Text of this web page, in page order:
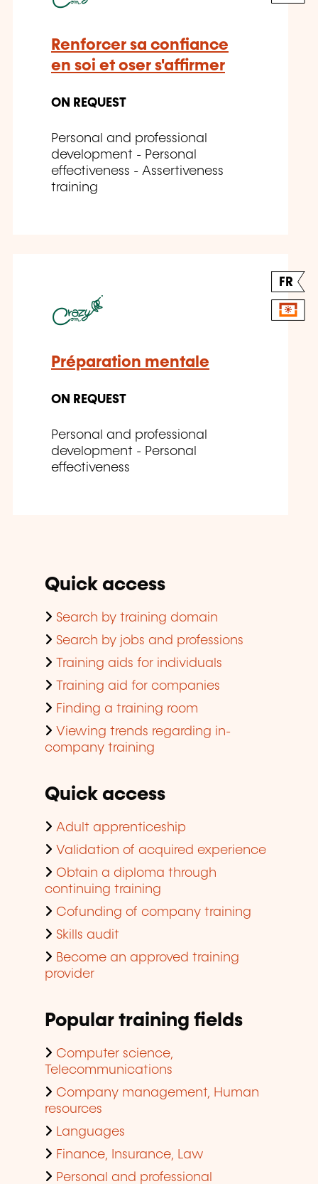
Renforcer sa confiance
en soi et oser s'affirmer
ON REQUEST
Personal and professional
development - Personal
effectiveness - Assertiveness
training
FR
Préparation mentale
ON REQUEST
Personal and professional
development - Personal
effectiveness
Quick access
Search by training domain
Search by jobs and professions
Training aids for individuals
Training aid for companies
Finding a training room
Viewing trends regarding in-
company training
Quick access
Adult apprenticeship
Validation of acquired experience
Obtain a diploma through
continuing training
Cofunding of company training
Skills audit
Become an approved training
provider
Popular training fields
Computer science,
Telecommunications
Company management, Human
resources
Languages
Finance, Insurance, Law
Personal and professional